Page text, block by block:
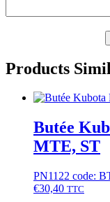
Products
Butée
MTE, ST
PN1122 code:
€30,40 TTC